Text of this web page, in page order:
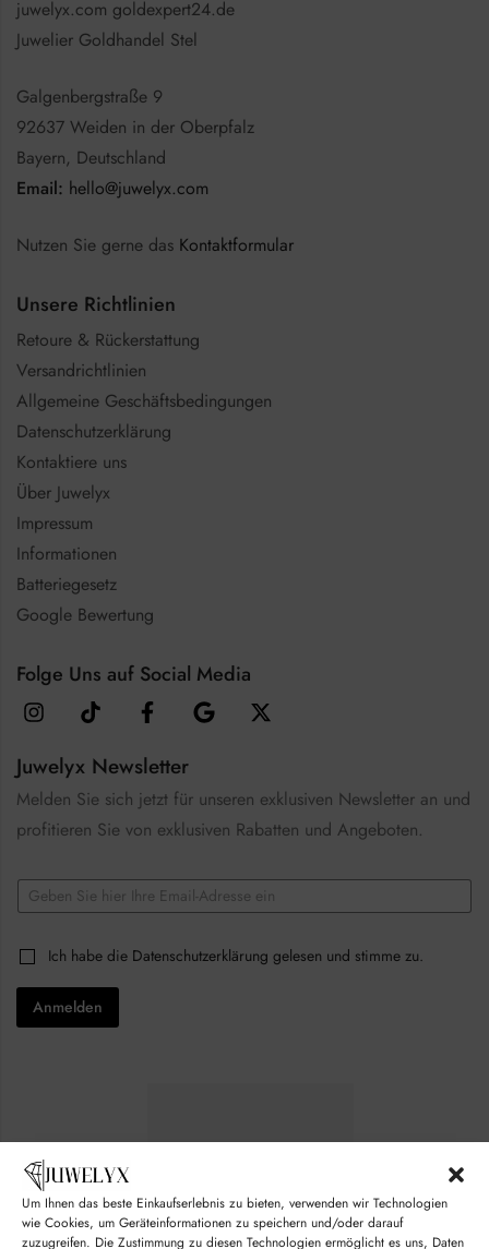
Um Ihnen das beste Einkaufserlebnis zu bieten, verwenden wir Technologien
wie Cookies, um Geräteinformationen zu speichern und/oder darauf
zuzugreifen. Die Zustimmung zu diesen Technologien ermöglicht es uns, Daten
juwelyx.com goldexpert24.de
Juwelier Goldhandel Stel
Galgenbergstraße 9
92637 Weiden in der Oberpfalz
Bayern, Deutschland
Email: hello@juwelyx.com
Nutzen Sie gerne das Kontaktformular
Unsere Richtlinien
Retoure & Rückerstattung
Versandrichtlinien
Allgemeine Geschäftsbedingungen
Datenschutzerklärung
Kontaktiere uns
Über Juwelyx
Impressum
Informationen
Batteriegesetz
Google Bewertung
Folge Uns auf Social Media
Juwelyx Newsletter
Melden Sie sich jetzt für unseren exklusiven Newsletter an und
profitieren Sie von exklusiven Rabatten und Angeboten.
m
i
l
*
E
lC
h
e
k
*
Ich habe die Datenschutzerklärung gelesen und stimme zu.
Anmelden